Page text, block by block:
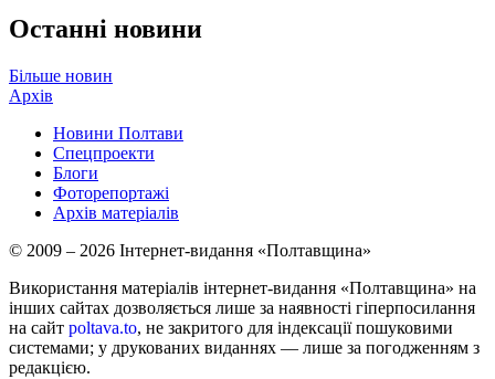
Останні новини
Більше новин
Архів
Новини Полтави
Спецпроекти
Блоги
Фоторепортажі
Архів матеріалів
© 2009 – 2026 Інтернет-видання «Полтавщина»
Використання матеріалів інтернет-видання «Полтавщина» на
інших сайтах дозволяється лише за наявності гіперпосилання
на сайт poltava.to, не закритого для індексації пошуковими
системами; у друкованих виданнях — лише за погодженням з
редакцією.